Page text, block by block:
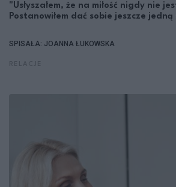
"Usłyszałem, że na miłość nigdy nie
Postanowiłem dać sobie jeszcze jedną
SPISAŁA: JOANNA ŁUKOWSKA